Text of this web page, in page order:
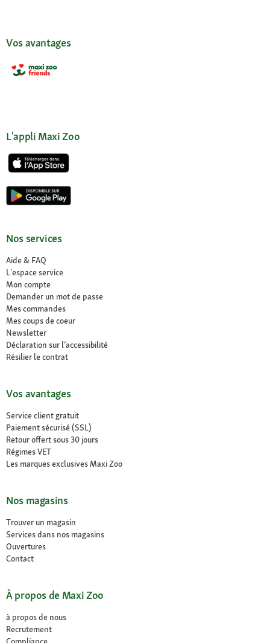
Vos avantages
L'appli Maxi Zoo
Nos services
Aide & FAQ
L'espace service
Mon compte
Demander un mot de passe
Mes commandes
Mes coups de coeur
Newsletter
Déclaration sur l’accessibilité
Résilier le contrat
Vos avantages
Service client gratuit
Paiement sécurisé (SSL)
Retour offert sous 30 jours
Régimes VET
Les marques exclusives Maxi Zoo
Nos magasins
Trouver un magasin
Services dans nos magasins
Ouvertures
Contact
À propos de Maxi Zoo
à propos de nous
Recrutement